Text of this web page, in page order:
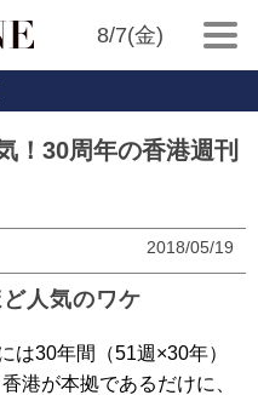
8/7(金)
！30周年の香港週刊
2018/05/19
ど人気のワケ
30年間（51週×30年）
港が本拠であるだけに、